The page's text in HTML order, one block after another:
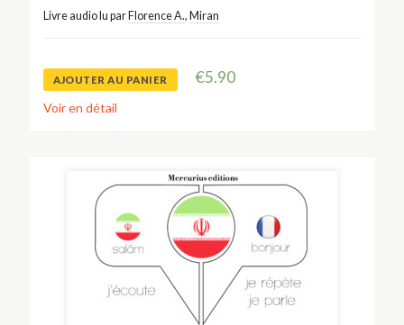
Livre audio lu par Florence A., Miran
AJOUTER AU PANIER €5.90
Voir en détail